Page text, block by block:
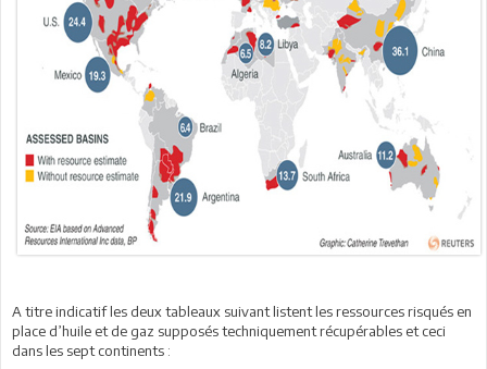
A titre indicatif les deux tableaux suivant listent les ressources risqués en
place d’huile et de gaz supposés techniquement récupérables et ceci
dans les sept continents :